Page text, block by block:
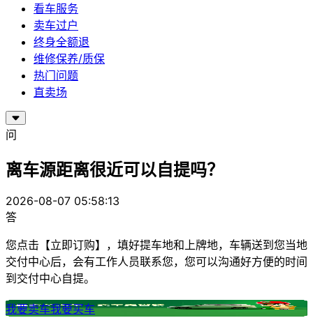
看车服务
卖车过户
终身全额退
维修保养/质保
热门问题
直卖场
问
离车源距离很近可以自提吗？
2026-08-07 05:58:13
答
您点击【立即订购】，填好提车地和上牌地，车辆送到您当地
交付中心后，会有工作人员联系您，您可以沟通好方便的时间
到交付中心自提。
我要卖车我要买车